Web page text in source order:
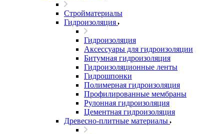
Стройматериалы
Гидроизоляция
Гидроизоляция
Аксессуары для гидроизоляции
Битумная гидроизоляция
Гидроизоляционные ленты
Гидрошпонки
Полимерная гидроизоляция
Профилированные мембраны
Рулонная гидроизоляция
Цементная гидроизоляция
Древесно-плитные материалы